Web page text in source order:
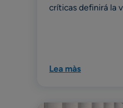
críticas definirá la
Lea màs